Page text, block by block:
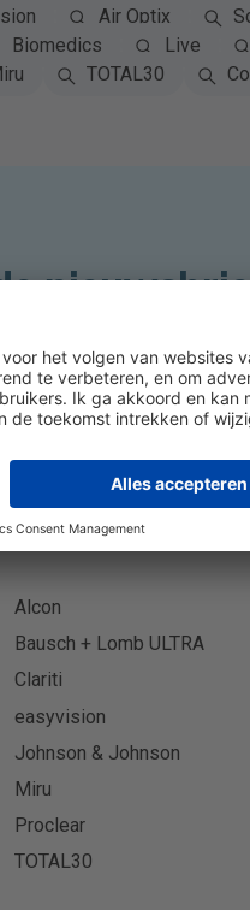
Air Optix
Biomedics Live
TOTAL30
Alcon
Bausch + Lomb ULTRA
Clariti
easyvision
Johnson & Johnson
Miru
Proclear
TOTAL30